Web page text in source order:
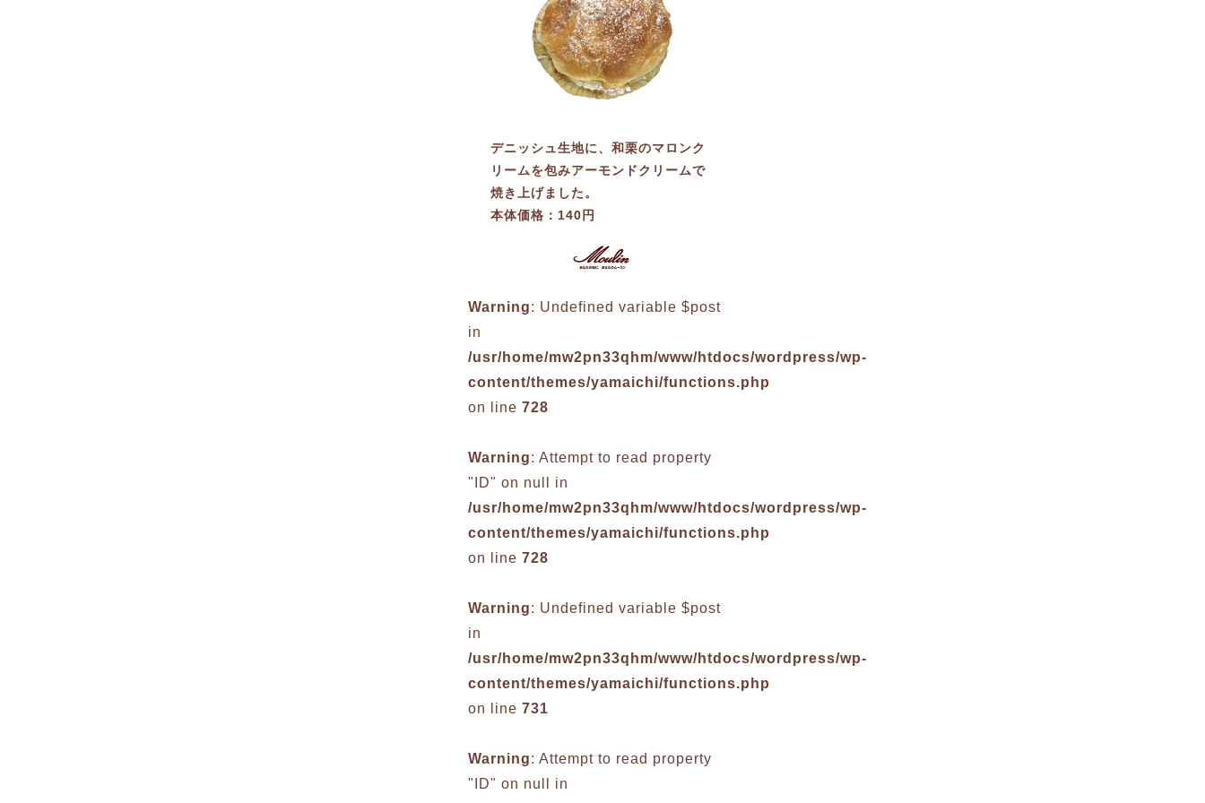
デニッシュ生地に、和栗のマロンク
リームを包みアーモンドクリームで
焼き上げました。
本体価格：140円
Warning: Undefined variable $post
in
/usr/home/mw2pn33qhm/www/htdocs/wordpress/wp-
content/themes/yamaichi/functions.php
on line 728
Warning: Attempt to read property
"ID" on null in
/usr/home/mw2pn33qhm/www/htdocs/wordpress/wp-
content/themes/yamaichi/functions.php
on line 728
Warning: Undefined variable $post
in
/usr/home/mw2pn33qhm/www/htdocs/wordpress/wp-
content/themes/yamaichi/functions.php
on line 731
Warning: Attempt to read property
"ID" on null in